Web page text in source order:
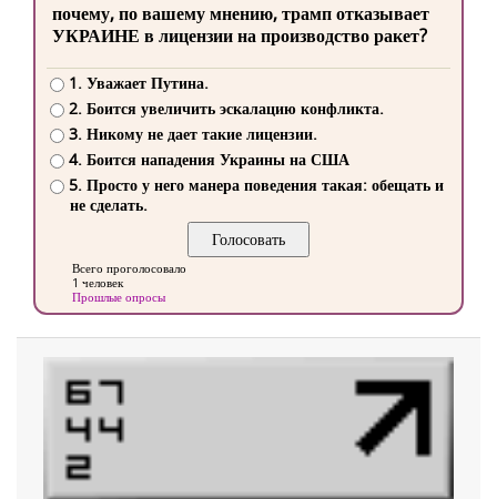
почему, по вашему мнению, трамп отказывает
УКРАИНЕ в лицензии на производство ракет?
1. Уважает Путина.
2. Боится увеличить эскалацию конфликта.
3. Никому не дает такие лицензии.
4. Боится нападения Украины на США
5. Просто у него манера поведения такая: обещать и
не сделать.
Всего проголосовало
1 человек
Прошлые опросы